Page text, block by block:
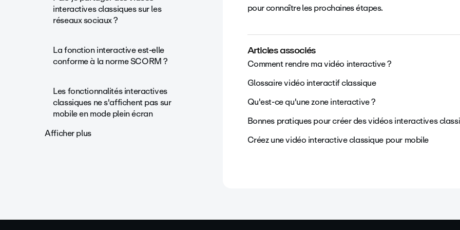
interactives classiques sur les
réseaux sociaux ?
La fonction interactive est-elle
conforme à la norme SCORM ?
Les fonctionnalités interactives
classiques ne s'affichent pas sur
mobile en mode plein écran
Afficher plus
pour connaître les prochaines étapes.
Articles associés
Comment rendre ma vidéo interactive ?
Glossaire vidéo interactif classique
Qu'est-ce qu'une zone interactive ?
Bonnes pratiques pour créer des vidéos interactives
Créez une vidéo interactive classique pour mobile